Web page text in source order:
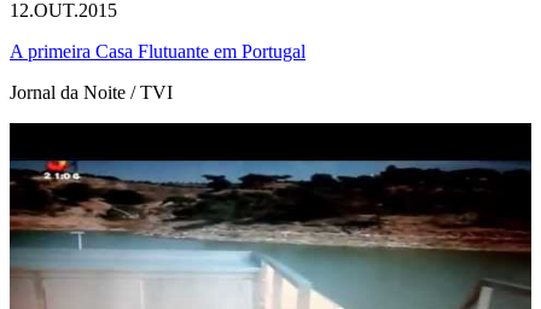
12.OUT.2015
A primeira Casa Flutuante em Portugal
Jornal da Noite / TVI